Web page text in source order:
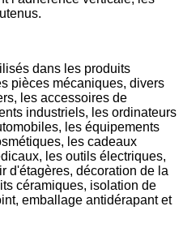
dans les produits
pièces mécaniques, divers
les accessoires de
industriels, les ordinateurs
les équipements
les cadeaux
les outils électriques,
d'étagères, décoration de la
céramiques, isolation de
emballage antidérapant et